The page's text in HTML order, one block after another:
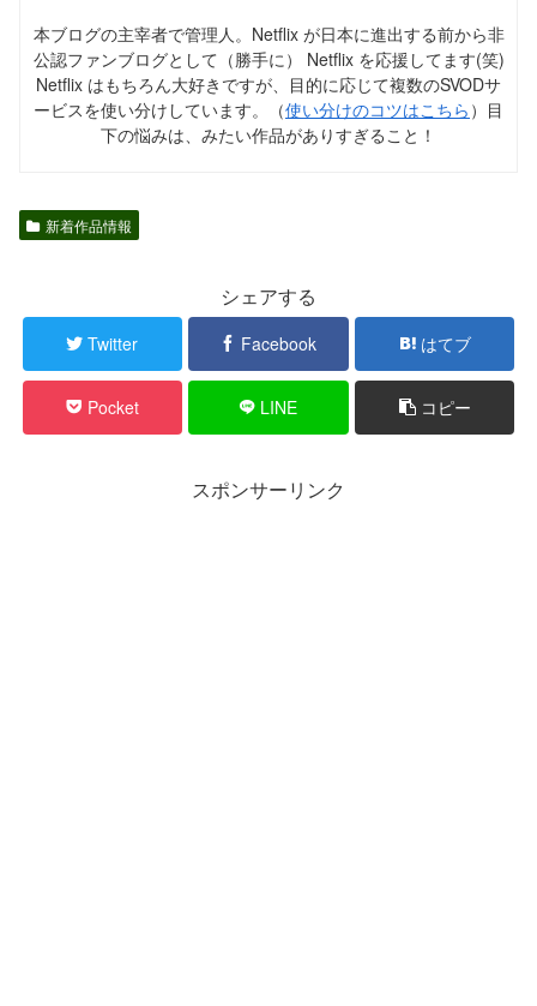
本ブログの主宰者で管理人。Netflix が日本に進出する前から非
公認ファンブログとして（勝手に） Netflix を応援してます(笑)
Netflix はもちろん大好きですが、目的に応じて複数のSVODサ
ービスを使い分けしています。（使い分けのコツはこちら ）目
下の悩みは、みたい作品がありすぎること！
新着作品情報
シェアする
Twitter Facebook はてブ
Pocket LINE コピー
スポンサーリンク